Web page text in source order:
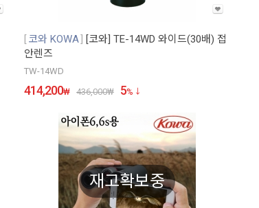
코와 KOWA
[코와] TE-14WD 와이드(30배) 접
안렌즈
TW-14WD
414,200₩ 436,000₩ 5%
재고확보중